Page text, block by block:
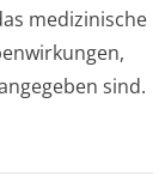
medizinische
sind.